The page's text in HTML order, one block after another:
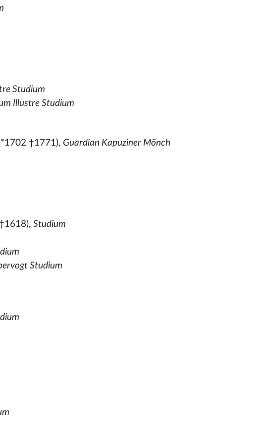
Studium
Illustre Studium
†1771), Guardian Kapuziner Mönch
†1618),Studium
Studium